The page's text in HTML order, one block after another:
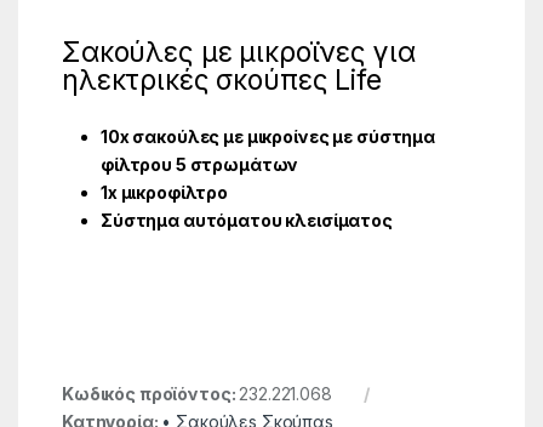
Σακούλες με μικροϊνες για
ηλεκτρικές σκούπες Life
10x σακούλες με μικροίνες με σύστημα
φίλτρου 5 στρωμάτων
1x μικροφίλτρο
Σύστημα αυτόματου κλεισίματος
Κωδικός προϊόντος: 232.221.068
Κατηγορία: • Σακούλεs Σκούπαs